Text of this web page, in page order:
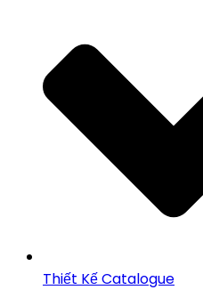
Thiết Kế Catalogue